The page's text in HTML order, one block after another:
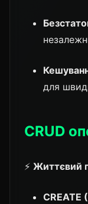
для
CRUD
⚡ Життєвий
CREATE